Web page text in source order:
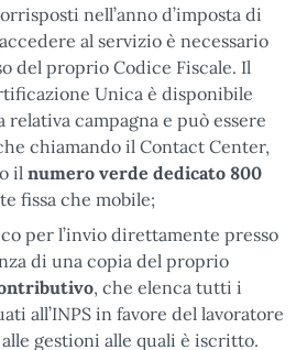
nell’anno d’imposta di
al servizio è necessario
del proprio Codice Fiscale. Il
Unica è disponibile
relativa campagna e può essere
chiamando il Contact Center,
il numero verde dedicato 800
fissa che mobile;
per l’invio direttamente presso
di una copia del proprio
, che elenca tutti i
all’INPS in favore del lavoratore
gestioni alle quali è iscritto.